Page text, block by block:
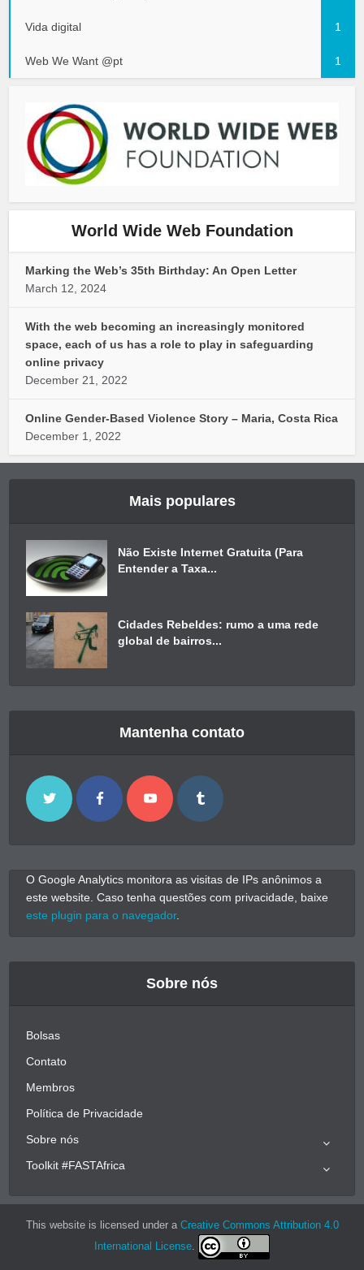
Vida digital 1
Web We Want @pt 1
World Wide Web Foundation
Marking the Web’s 35th Birthday: An Open Letter
March 12, 2024
With the web becoming an increasingly monitored
space, each of us has a role to play in safeguarding
online privacy
December 21, 2022
Online Gender-Based Violence Story – Maria, Costa Rica
December 1, 2022
Mais populares
Não Existe Internet Gratuita (Para
Entender a Taxa...
Cidades Rebeldes: rumo a uma rede
global de bairros...
Mantenha contato
O Google Analytics monitora as visitas de IPs anônimos a
este website. Caso tenha questões com privacidade, baixe
este plugin para o navegador.
Sobre nós
Bolsas
Contato
Membros
Política de Privacidade
Sobre nós
Toolkit #FASTAfrica
This website is licensed under a Creative Commons Attribution 4.0
International License